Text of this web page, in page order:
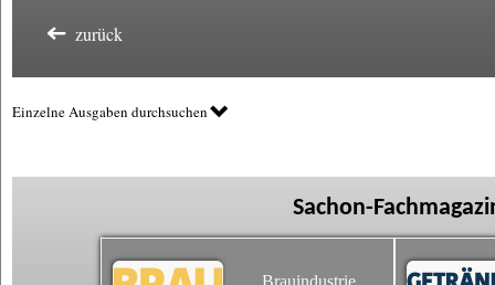
zurück
Einzelne Ausgaben durchsuchen
Sachon-
Brauindustrie